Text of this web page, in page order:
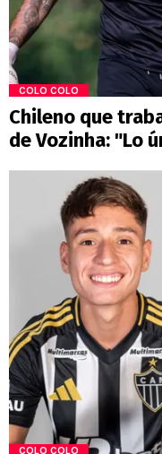
COLO COLO
Chileno que
de Vozinha: "Lo
COLO COLO